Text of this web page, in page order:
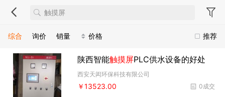
推荐
综合 询价 销量 价格
陕西智能触摸屏PLC供水设备的好处
西安天闳环保科技有限公司
0成交
￥13523.00